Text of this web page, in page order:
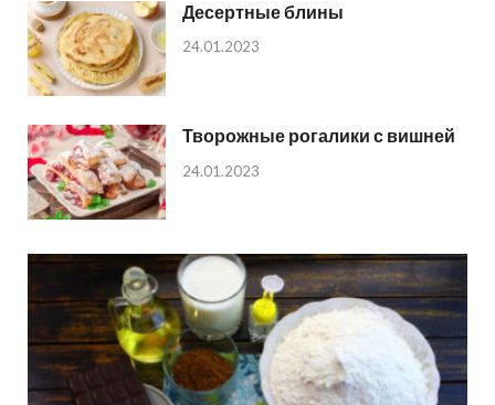
Десертные блины
24.01.2023
Творожные рогалики с вишней
24.01.2023